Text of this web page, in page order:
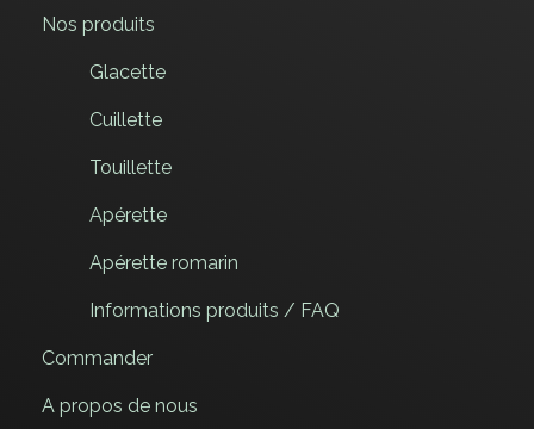
Nos produits
Glacette
Cuillette
Touillette
Apérette
Apérette romarin
Informations produits / FAQ
Commander
A propos de nous